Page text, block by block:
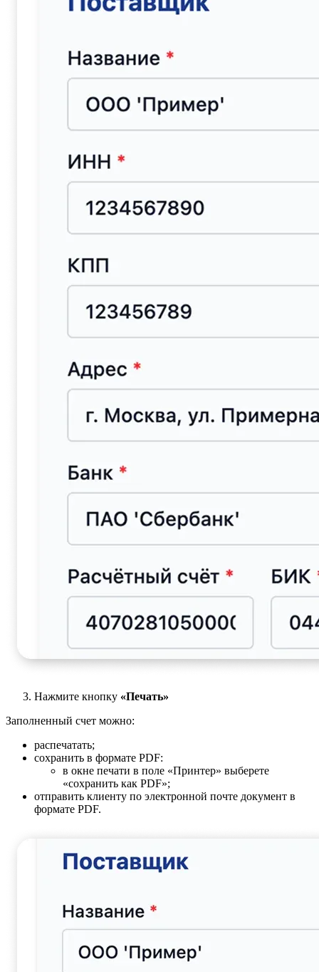
Нажмите кнопку «Печать»
Заполненный счет можно:
распечатать;
сохранить в формате PDF:
в окне печати в поле «Принтер» выберете
«сохранить как PDF»;
отправить клиенту по электронной почте документ в
формате PDF.